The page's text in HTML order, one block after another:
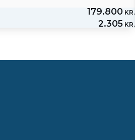
179.800 KR.
2.305 KR.